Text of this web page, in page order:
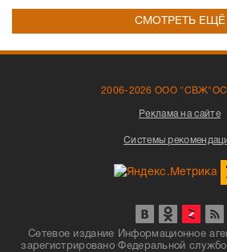
СМОТРЕТЬ ЕЩЁ
2006-2026 ООО
Реклама на сайте
Системы
Сетевое издание Информационное
зарегистрировано Федеральной